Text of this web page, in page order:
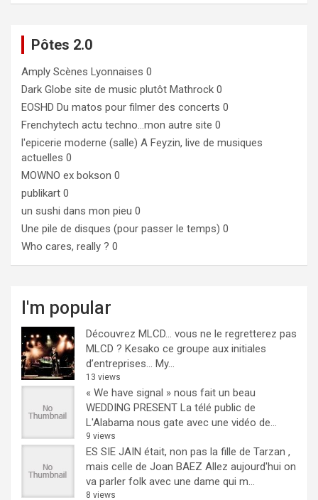
Pôtes 2.0
Amply Scènes Lyonnaises 0
Dark Globe site de music plutôt Mathrock 0
EOSHD Du matos pour filmer des concerts 0
Frenchytech actu techno…mon autre site 0
l'epicerie moderne (salle) A Feyzin, live de musiques
actuelles 0
MOWNO ex bokson 0
publikart 0
un sushi dans mon pieu 0
Une pile de disques (pour passer le temps) 0
Who cares, really ? 0
I'm popular
Découvrez MLCD… vous ne le regretterez pas
MLCD ? Kesako ce groupe aux initiales
d’entreprises… My...
13 views
« We have signal » nous fait un beau
WEDDING PRESENT La télé public de
L'Alabama nous gate avec une vidéo de...
9 views
ES SIE JAIN était, non pas la fille de Tarzan ,
mais celle de Joan BAEZ Allez aujourd'hui on
va parler folk avec une dame qui m...
8 views